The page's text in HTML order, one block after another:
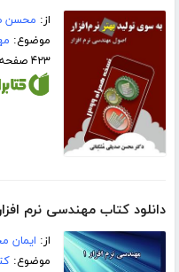
از: محسن
موضوع:
۴۲۳ صفحه
دانلود کتاب مهندسی نرم افزار 1
از: ایمان
موضوع: